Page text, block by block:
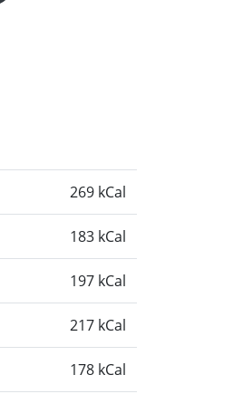
269 kCal
183 kCal
197 kCal
217 kCal
178 kCal